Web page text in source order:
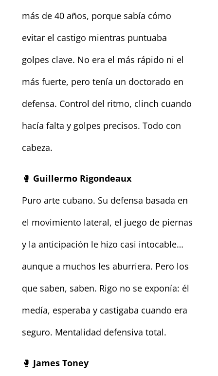
más de 40 años, porque sabía cómo
evitar el castigo mientras puntuaba
golpes clave. No era el más rápido ni el
más fuerte, pero tenía un doctorado en
defensa. Control del ritmo, clinch cuando
hacía falta y golpes precisos. Todo con
cabeza.
🥊 Guillermo Rigondeaux
Puro arte cubano. Su defensa basada en
el movimiento lateral, el juego de piernas
y la anticipación le hizo casi intocable…
aunque a muchos les aburriera. Pero los
que saben, saben. Rigo no se exponía: él
medía, esperaba y castigaba cuando era
seguro. Mentalidad defensiva total.
🥊 James Toney